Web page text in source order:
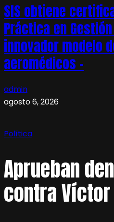
SIS obtiene
Práctica en
innovador modelo
aeromédicos –
admin
agosto 6, 2026
Política
Aprueban
contra